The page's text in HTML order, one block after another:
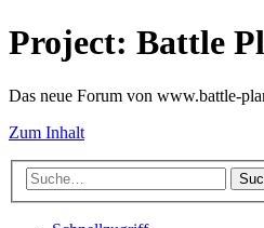
Project: Battle
Das neue Forum von www.battle-
Zum Inhalt